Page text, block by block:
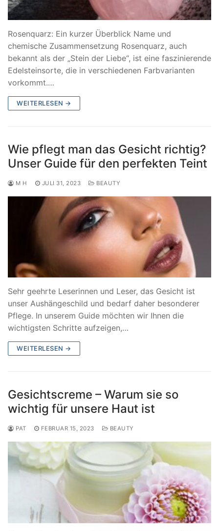
Rosenquarz: Ein kurzer Überblick Name und
chemische Zusammensetzung Rosenquarz, auch
bekannt als der „Stein der Liebe“, ist eine faszinierende
Edelsteinsorte, die in verschiedenen Farbvarianten
vorkommt.…
WEITERLESEN →
Wie pflegt man das Gesicht richtig?
Unser Guide für den perfekten Teint
M H JULI 31, 2023 BEAUTY
Sehr geehrte Leserinnen und Leser, das Gesicht ist
unser Aushängeschild und bedarf daher besonderer
Pflege. In unserem Guide möchten wir Ihnen die
wichtigsten Schritte aufzeigen,…
WEITERLESEN →
Gesichtscreme – Warum sie so
wichtig für unsere Haut ist
PAT FEBRUAR 15, 2023 BEAUTY